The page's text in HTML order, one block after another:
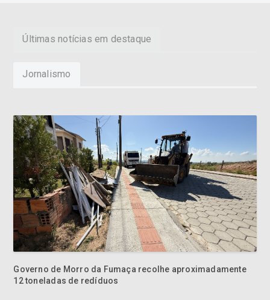
Últimas notícias em destaque
Jornalismo
Governo de Morro da Fumaça recolhe aproximadamente
12 toneladas de redíduos